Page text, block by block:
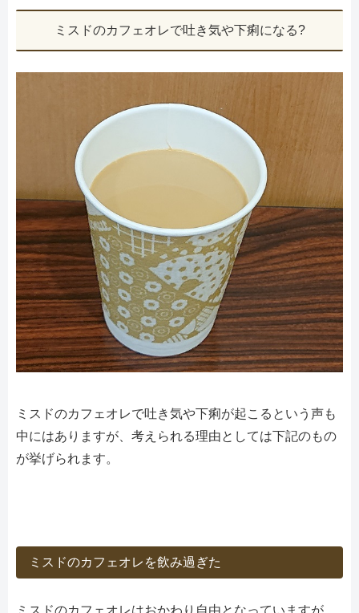
ミスドのカフェオレで吐き気や下痢になる?
ミスドのカフェオレで吐き気や下痢が起こるという声も
中にはありますが、考えられる理由としては下記のもの
が挙げられます。
ミスドのカフェオレを飲み過ぎた
ミスドのカフェオレはおかわり自由となっていますが、